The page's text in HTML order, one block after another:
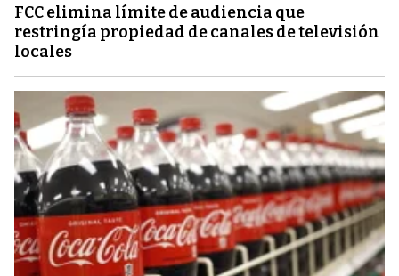
FCC elimina límite de audiencia que
restringía propiedad de canales de televisión
locales